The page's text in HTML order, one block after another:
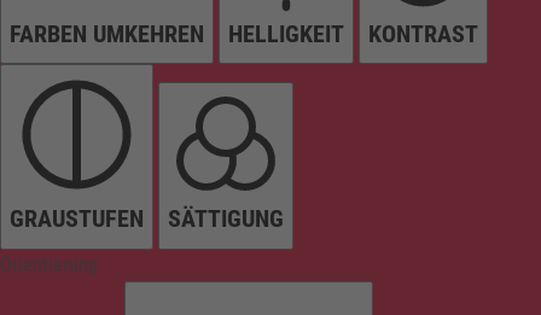
FARBEN UMKEHREN HELLIGKEIT KONTRAST
GRAUSTUFEN SÄTTIGUNG
Orientierung